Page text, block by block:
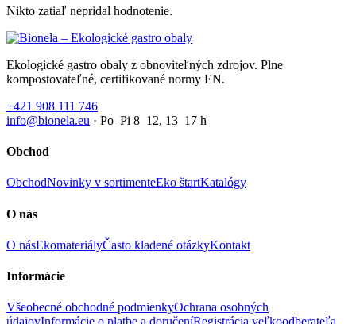
Nikto zatiaľ nepridal hodnotenie.
Ekologické gastro obaly z obnoviteľných zdrojov. Plne
kompostovateľné, certifikované normy EN.
+421 908 111 746
info@bionela.eu · Po–Pi 8–12, 13–17 h
Obchod
ObchodNovinky v sortimenteEko štartKatalógy
O nás
O násEkomateriályČasto kladené otázkyKontakt
Informácie
Všeobecné obchodné podmienkyOchrana osobných